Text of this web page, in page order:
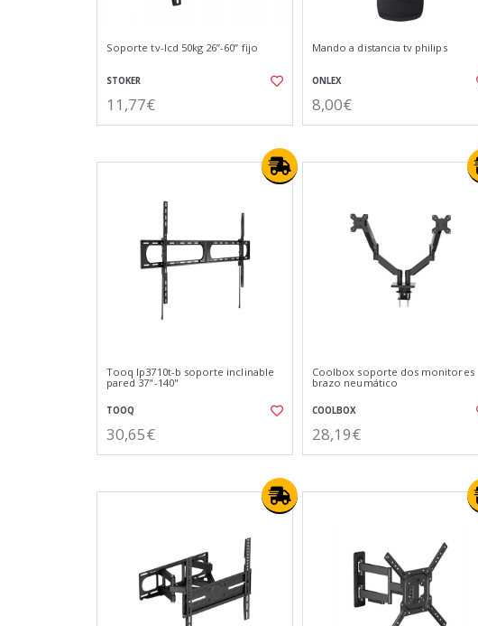
Soporte tv-lcd 50kg 26”-60” fijo
STOKER
11,77€
Mando a distancia tv philips
ONLEX
8,00€
Tooq lp3710t-b soporte inclinable
pared 37"-140"
TOOQ
30,65€
Coolbox soporte dos monitores
brazo neumático
COOLBOX
28,19€